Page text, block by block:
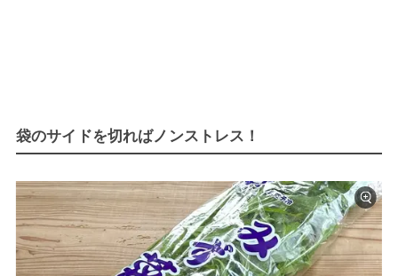
袋のサイドを切ればノンストレス！